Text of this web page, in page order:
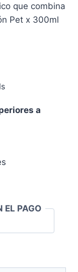
que combina
Pet x 300ml
a
EL PAGO